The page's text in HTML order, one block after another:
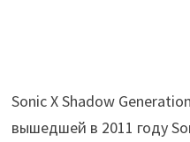
Sonic X Shadow
вышедшей в 2011 году